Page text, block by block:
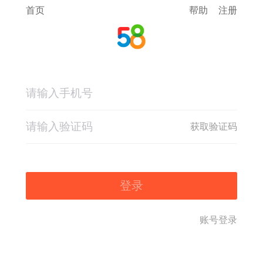
首页 帮助 注册
获取验证码
登录
账号登录